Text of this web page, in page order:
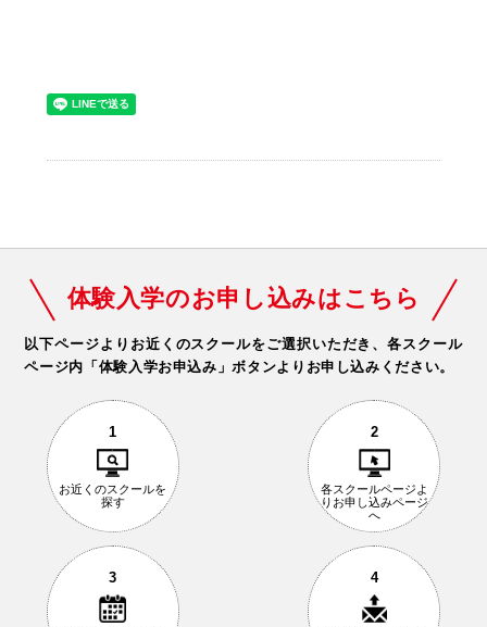
体験入学のお申し込みはこちら
以下ページよりお近くのスクールをご選択いただき、各スクール
ページ内「体験入学お申込み」ボタンよりお申し込みください。
1
お近くのスクールを
探す
2
各スクールページ よ
りお申し込みページ
へ
3 4